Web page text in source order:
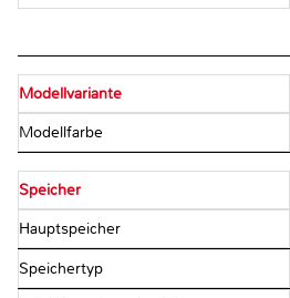
Modellvariante
Modellfarbe
Speicher
Hauptspeicher
Speichertyp